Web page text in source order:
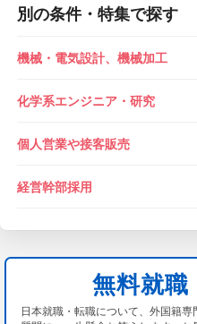
別の条件・特集で探す
機械・電気設計、機械加工
化学系エンジニア・研究
個人営業や接客販売
経営幹部採用
無料就職
日本就職・転職について、外国籍